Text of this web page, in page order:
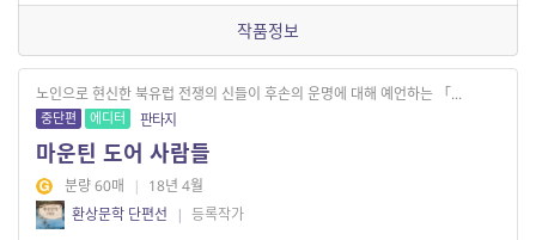
작품정보
노인으로 현신한 북유럽 전쟁의 신들이 후손의 운명에 대해 예언하는 「...
중단편 에디터 판타지
마운틴 도어 사람들
분량 60매 | 18년 4월
환상문학 단편선
| 등록작가